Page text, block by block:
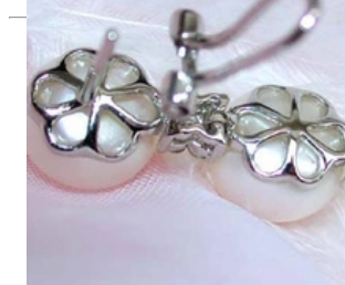
Seit 1995
Exklusiver Schmuck,
das Außergewöhnliche
Hochwertiger Schmuck ist vor allem eine
Vertrauens. Zugleich sollte er so einzigartig
die ihn trägt. Schmuck „von der Stange“
uns ebenso wenig finden wie Hotlines mit